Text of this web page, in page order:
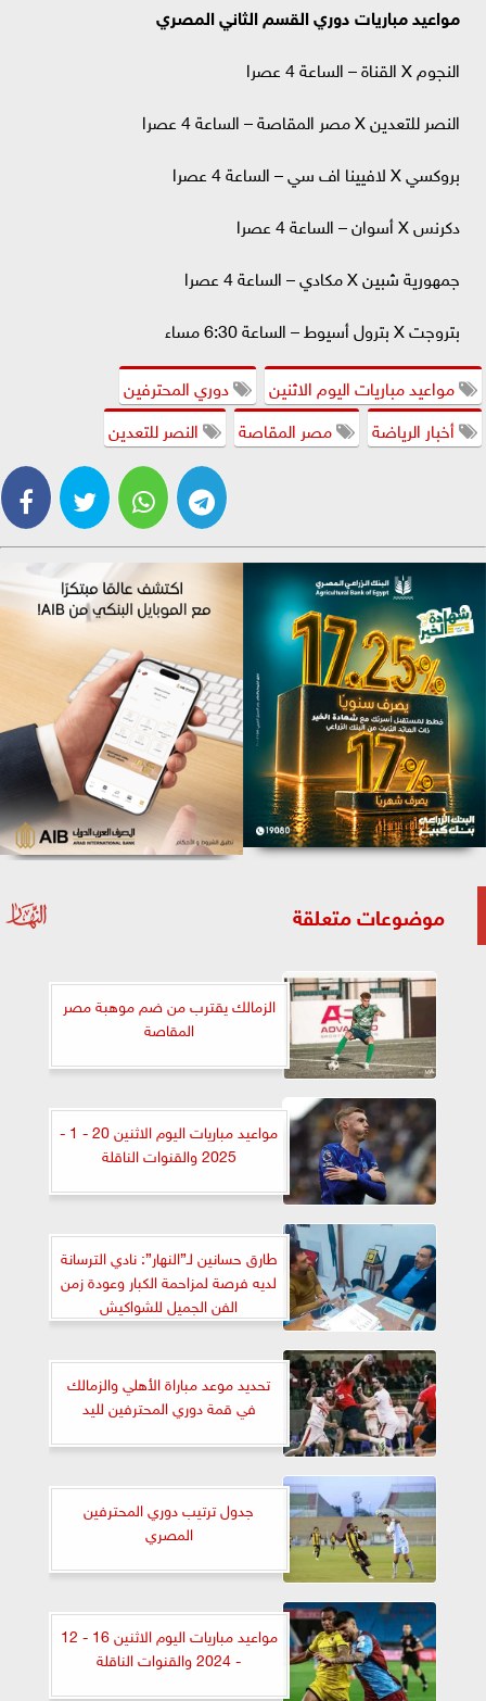
مواعيد مباريات دوري القسم الثاني المصري
النجوم X القناة – الساعة 4 عصرا
النصر للتعدين X مصر المقاصة – الساعة 4 عصرا
بروكسي X لافيينا اف سي – الساعة 4 عصرا
دكرنس X أسوان – الساعة 4 عصرا
جمهورية شبين X مكادي – الساعة 4 عصرا
بتروجت X بترول أسيوط – الساعة 6:30 مساء
مواعيد مباريات اليوم الاثنين
دوري المحترفين
أخبار الرياضة
مصر المقاصة النصر للتعدين
موضوعات متعلقة
الزمالك يقترب من ضم موهبة مصر
المقاصة
مواعيد مباريات اليوم الاثنين 20 - 1 -
2025 والقنوات الناقلة
طارق حسانين لـ”النهار”: نادي الترسانة
لديه فرصة لمزاحمة الكبار وعودة زمن
الفن الجميل للشواكيش
تحديد موعد مباراة الأهلي والزمالك
في قمة دوري المحترفين لليد
جدول ترتيب دوري المحترفين
المصري
مواعيد مباريات اليوم الاثنين 16 - 12
- 2024 والقنوات الناقلة